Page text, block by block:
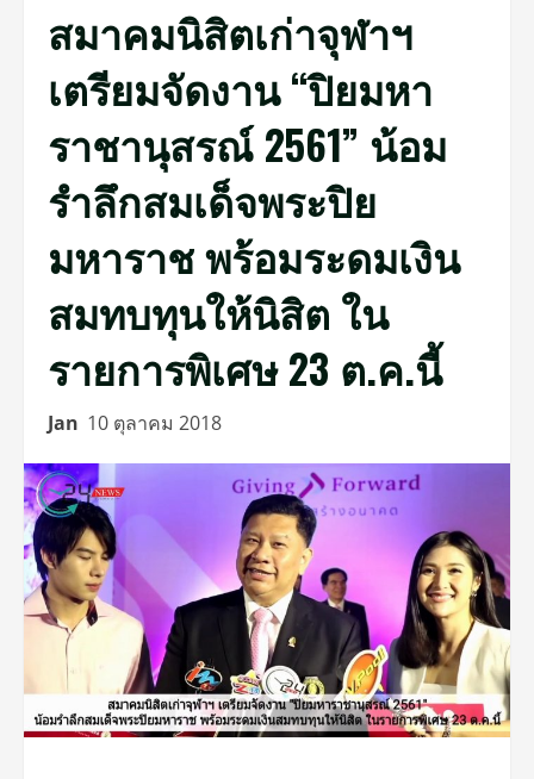
สมาคมนิสิตเก่าจุฬาฯ
เตรียมจัดงาน “ปิยมหา
ราชานุสรณ์ 2561” น้อม
รำลึกสมเด็จพระปิย
มหาราช พร้อมระดมเงิน
สมทบทุนให้นิสิต ใน
รายการพิเศษ 23 ต.ค.นี้
Jan 10 ตุลาคม 2018